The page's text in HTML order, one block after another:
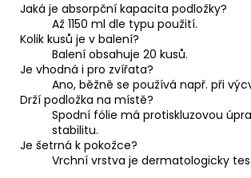
Jaká je absorpční kapacita podložky?
Až 1150 ml dle typu použití.
Kolik kusů je v balení?
Balení obsahuje 20 kusů.
Je vhodná i pro zvířata?
Ano, běžně se používá např. při
Drží podložka na místě?
Spodní fólie má protiskluzovou
stabilitu.
Je šetrná k pokožce?
Vrchní vrstva je dermatologicky